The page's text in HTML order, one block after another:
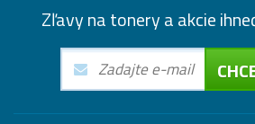
Zľavy na tonery a akcie